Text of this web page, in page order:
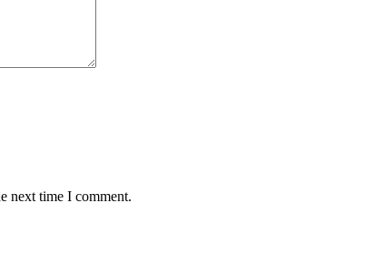
next time I comment.